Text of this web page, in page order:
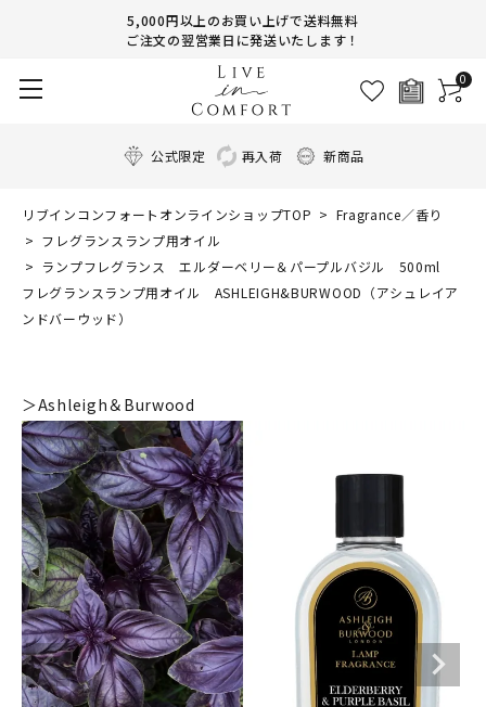
5,000円以上のお買い上げで送料無料
ご注文の翌営業日に発送いたします！
0
公式限定 再入荷 新商品
リブインコンフォートオンラインショップTOP
Fragrance／香り
フレグランスランプ用オイル
ランプフレグランス エルダーベリー＆パープルバジル 500ml
フレグランスランプ用オイル ASHLEIGH&BURWOOD（アシュレイア
ンドバーウッド）
＞Ashleigh＆Burwood